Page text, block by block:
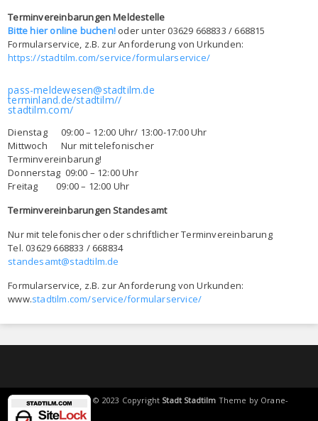
Terminvereinbarungen Meldestelle
Bitte hier online buchen! oder unter 03629 668833 / 668815
Formularservice, z.B. zur Anforderung von Urkunden:
https://stadtilm.com/service/formularservice/
pass-meldewesen@stadtilm.de
terminland.de/stadtilm//
stadtilm.com/
Dienstag 09:00 – 12:00 Uhr/ 13:00-17:00 Uhr
Mittwoch Nur mit telefonischer
Terminvereinbarung!
Donnerstag 09:00 – 12:00 Uhr
Freitag 09:00 – 12:00 Uhr
Terminvereinbarungen Standesamt
Nur mit telefonischer oder schriftlicher Terminvereinbarung
Tel. 03629 668833 / 668834
standesamt@stadtilm.de
Formularservice, z.B. zur Anforderung von Urkunden:
www.stadtilm.com/service/formularservice/
© 2023 Copyright Stadt Stadtilm Theme by Orane-